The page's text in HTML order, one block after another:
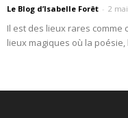
Le Blog d’Isabelle Forêt - 2
Il est des lieux rares comme
lieux magiques où la poésie,